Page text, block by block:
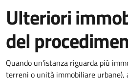
Ulteriori
del
Quando un'istanza riguarda più
terreni o unità immobiliare urbane),